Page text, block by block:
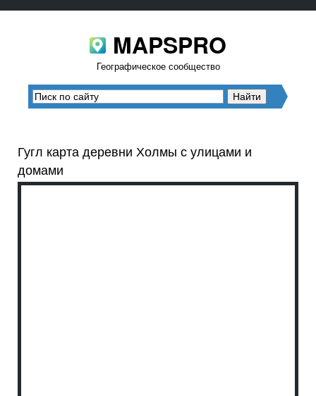
MAPSPRO
Географическое сообщество
Гугл карта деревни Холмы с улицами и
домами